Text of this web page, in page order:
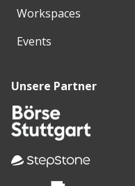
Workspaces
Events
Unsere Partner